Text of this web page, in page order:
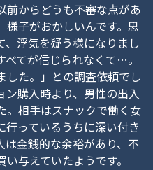
前からどうも不審な点があ
様子がおかしいんです。思
、浮気を疑う様になりまし
てが信じられなくて…。
した。」との調査依頼でし
ン購入時より、男性の出入
。相手はスナックで働く女
っているうちに深い付き
金銭的な余裕があり、不
与えていたようです。